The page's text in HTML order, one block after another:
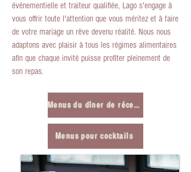
événementielle et traiteur qualifiée, Lago s'engage à
vous offrir toute l'attention que vous méritez et à faire
de votre mariage un rêve devenu réalité. Nous nous
adaptons avec plaisir à tous les régimes alimentaires
afin que chaque invité puisse profiter pleinement de
son repas.
Menus du dîner de réception
Menus pour cocktails